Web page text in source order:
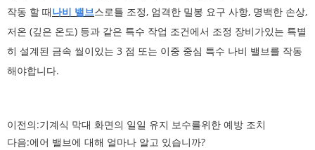
작동 할 때나비 밸브스로틀 조정, 엄격한 밀봉 요구 사항, 명백한 손상,
저온 (깊은 온도) 등과 같은 특수 작업 조건에서 조정 장비가있는 특별
히 설계된 금속 씰이있는 3 점 또는 이중 중심 특수 나비 밸브를 작동
해야합니다.
이전의:기계식 막대 화면의 일일 유지 보수를위한 예방 조치
다음:에어 밸브에 대해 얼마나 알고 있습니까?